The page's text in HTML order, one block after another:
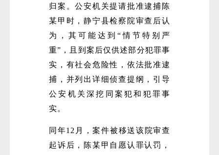
归案。公安机关提请批准逮捕陈
某甲时，静宁县检察院审查后认
为，其可能达到“情节特别严
重”，且到案后仅供述部分犯罪事
实，有社会危险性，依法批准逮
捕，并列出详细侦查提纲，引导
公安机关深挖同案犯和犯罪事
实。
同年12月，案件被移送该院审查
起诉后，陈某甲自愿认罪认罚，